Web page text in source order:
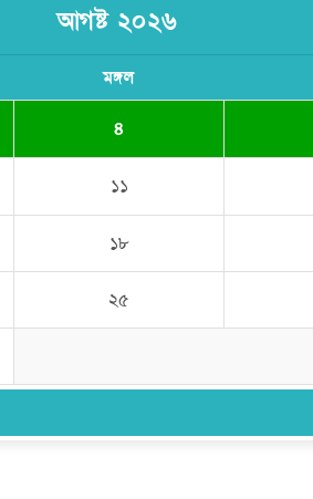
আগষ্ট ২০২৬
মঙ্গল
৪
১১
১৮
২৫